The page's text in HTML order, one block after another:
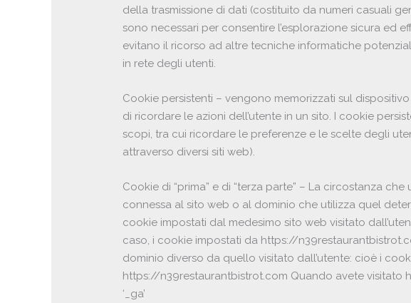
della trasmissione di dati (costituito da numeri casuali
sono necessari per consentire l’esplorazione sicura ed
evitano il ricorso ad altre tecniche informatiche
in rete degli utenti.
Cookie persistenti – vengono memorizzati sul
di ricordare le azioni dell’utente in un sito. I cookie
scopi, tra cui ricordare le preferenze e le scelte degli
attraverso diversi siti web).
Cookie di “prima” e di “terza parte” – La circostanza che
connessa al sito web o al dominio che utilizza quel
cookie impostati dal medesimo sito web visitato
caso, i cookie impostati da https://
dominio diverso da quello visitato dall’utente: cioè i
https://n39restaurantbistrot.com Quando avete
‘_ga’